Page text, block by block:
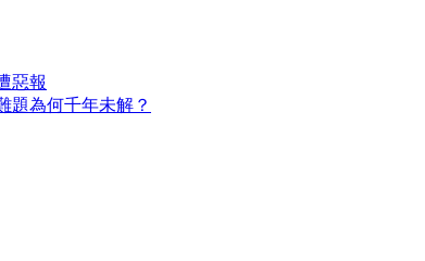
惡報
題為何千年未解？